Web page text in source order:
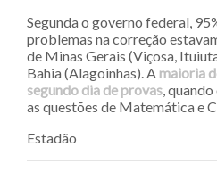
Segunda o governo federal,
problemas na correção
de Minas Gerais (Viçosa,
Bahia (Alagoinhas). A maioria
segundo dia de provas,
as questões de Matemática e
Estadão